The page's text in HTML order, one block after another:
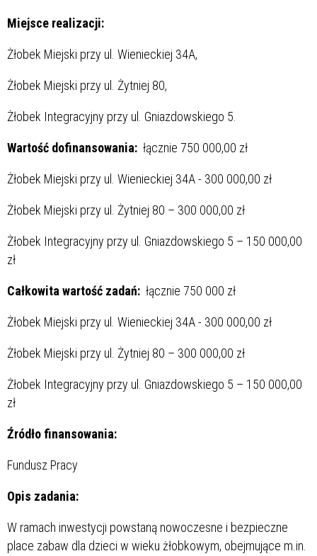
Miejsce realizacji:
Żłobek Miejski przy ul. Wienieckiej 34A,
Żłobek Miejski przy ul. Żytniej 80,
Żłobek Integracyjny przy ul. Gniazdowskiego 5.
Wartość dofinansowania: łącznie 750 000,00 zł
Żłobek Miejski przy ul. Wienieckiej 34A - 300 000,00 zł
Żłobek Miejski przy ul. Żytniej 80 – 300 000,00 zł
Żłobek Integracyjny przy ul. Gniazdowskiego 5 – 150 000,00
zł
Całkowita wartość zadań: łącznie 750 000 zł
Żłobek Miejski przy ul. Wienieckiej 34A - 300 000,00 zł
Żłobek Miejski przy ul. Żytniej 80 – 300 000,00 zł
Żłobek Integracyjny przy ul. Gniazdowskiego 5 – 150 000,00
zł
Źródło finansowania:
Fundusz Pracy
Opis zadania:
W ramach inwestycji powstaną nowoczesne i bezpieczne
place zabaw dla dzieci w wieku żłobkowym, obejmujące m.in.